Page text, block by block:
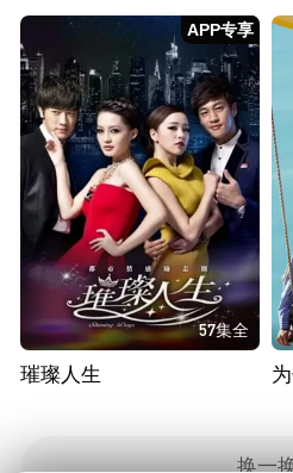
APP专享
57集全
璀璨人生
换一